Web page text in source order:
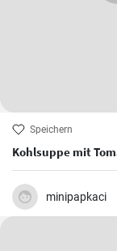
Speichern
Kohlsuppe mit
minipapkaci